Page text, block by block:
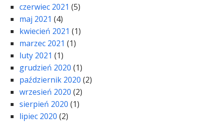
czerwiec 2021 (5)
maj 2021 (4)
kwiecień 2021 (1)
marzec 2021 (1)
luty 2021 (1)
grudzień 2020 (1)
październik 2020 (2)
wrzesień 2020 (2)
sierpień 2020 (1)
lipiec 2020 (2)